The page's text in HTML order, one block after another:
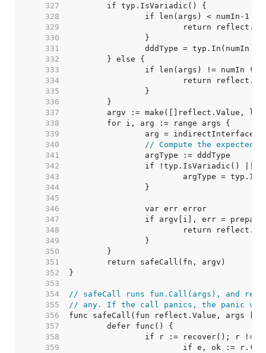
   327
   328
   329
   330
   331
   332
   333
   334
   335
   336
   337
   338
   339
   340
// Compute the expected
   341
   342
   343
   344
   345
   346
   347
   348
   349
   350
   351
   352
   353
   354
// safeCall runs fun.Call(args), and
   355
// any. If the call panics, the panic
   356
   357
   358
   359